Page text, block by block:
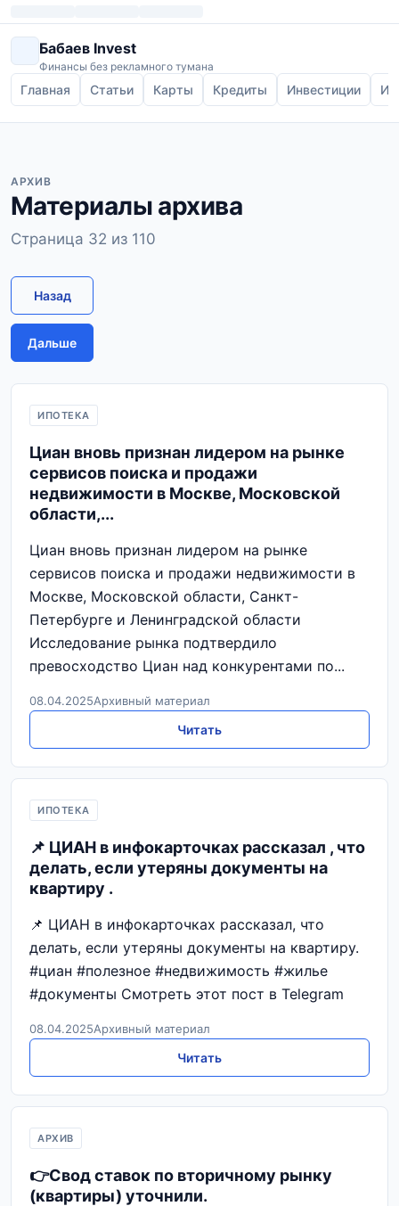
Бабаев Invest
Финансы без рекламного тумана
Главная Статьи Карты Кредиты Инвестиции
АРХИВ
Материалы архива
Страница 32 из 110
Назад
Дальше
ИПОТЕКА
Циан вновь признан лидером на рынке
сервисов поиска и продажи
недвижимости в Москве, Московской
области,...
Циан вновь признан лидером на рынке
сервисов поиска и продажи недвижимости в
Москве, Московской области, Санкт-
Петербурге и Ленинградской области
Исследование рынка подтвердило
превосходство Циан над конкурентами по...
08.04.2025Архивный материал
Читать
ИПОТЕКА
📌 ЦИАН в инфокарточках рассказал , что
делать, если утеряны документы на
квартиру .
📌 ЦИАН в инфокарточках рассказал, что
делать, если утеряны документы на квартиру.
#циан #полезное #недвижимость #жилье
#документы Смотреть этот пост в Telegram
08.04.2025Архивный материал
Читать
АРХИВ
👉Свод ставок по вторичному рынку
(квартиры) уточнили.